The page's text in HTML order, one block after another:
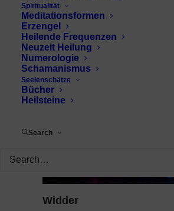
Spiritualität
Meditationsformen
Erzengel
Heilende Frequenzen
Neuzeit Heilung
Numerologie
Schamanismus
Seelenschätze
Bücher
Heilsteine
Search
Widder